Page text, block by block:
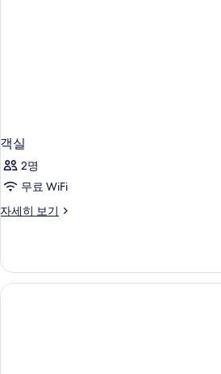
객실
2명
무료 WiFi
자세히 보기
객
히
보
기